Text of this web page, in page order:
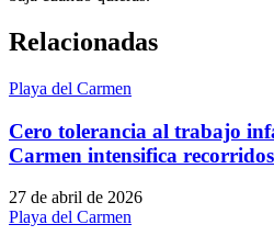
Relacionadas
Playa del Carmen
Cero tolerancia al trabajo
Carmen intensifica recorridos
27 de abril de 2026
Playa del Carmen